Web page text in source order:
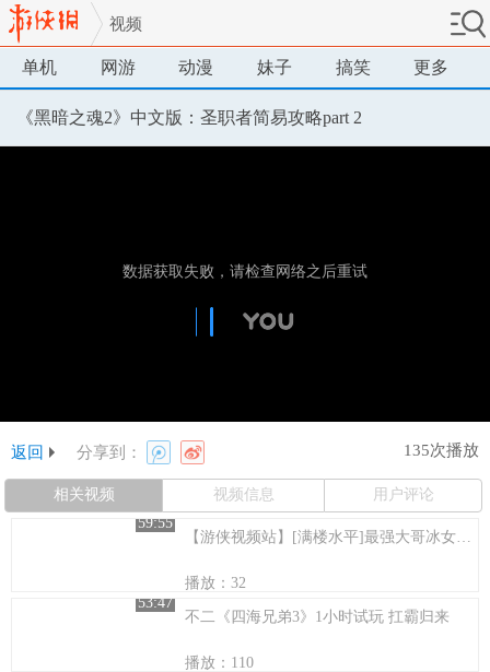
视频
单机 网游 动漫 妹子 搞笑 更多
《黑暗之魂2》中文版：圣职者简易攻略part 2
返回 分享到： 135次播放
相关视频 视频信息
用户评论
59:55
【游侠视频站】[满楼水平]最强大哥冰女参上！
播放：32
53:47
不二《四海兄弟3》1小时试玩 扛霸归来
播放：110